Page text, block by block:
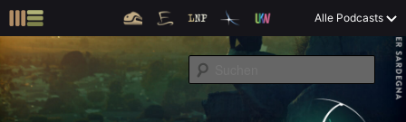
m
p
r
i
Alle Podcasts
Forschergeist
Der Interview-Podcast zu Bildung und Forschung
u